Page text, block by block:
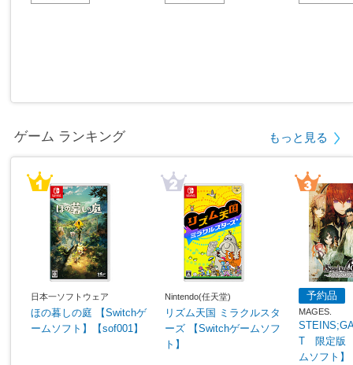
ゲーム ランキング もっと見る
日本一ソフトウェア
ほの暮しの庭 【Switchゲ
ームソフト】【sof001】
Nintendo(任天堂)
リズム天国 ミラクルスタ
ーズ 【Switchゲームソフ
ト】
予約品
MAGES.
T 限定版
ムソフト】